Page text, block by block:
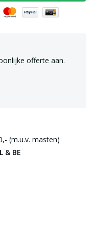
offerte aan.
(m.u.v. masten)
& BE